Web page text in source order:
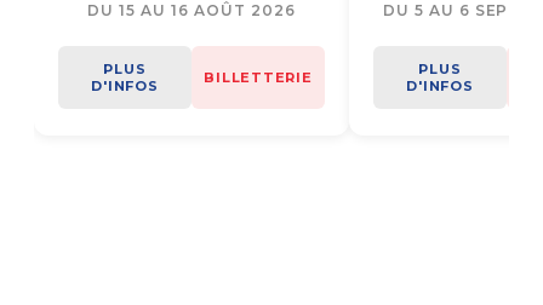
DU 15 AU 16 AOÛT 2026
PLUS
D'INFOS
BILLETTERIE
DU 5 AU 6
PLUS
D'INFOS